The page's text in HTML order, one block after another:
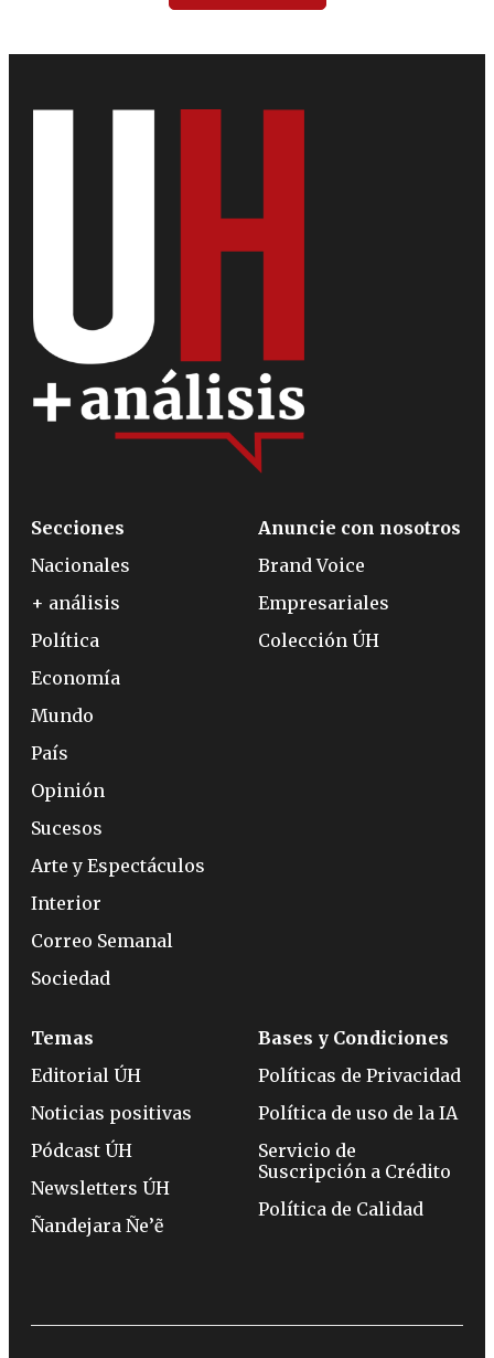
Secciones
Nacionales
+ análisis
Política
Economía
Mundo
País
Opinión
Sucesos
Arte y Espectáculos
Interior
Correo Semanal
Sociedad
Anuncie con nosotros
Brand Voice
Empresariales
Colección ÚH
Temas
Editorial ÚH
Noticias positivas
Pódcast ÚH
Newsletters ÚH
Ñandejara Ñe’ẽ
Bases y Condiciones
Políticas de Privacidad
Política de uso de la IA
Servicio de
Suscripción a Crédito
Política de Calidad